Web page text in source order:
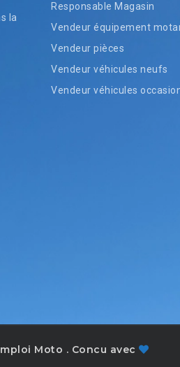
la
Responsable Magasin
Vendeur équipement
Vendeur pièces
Vendeur véhicules neufs
Vendeur véhicules
Moto . Concu avec